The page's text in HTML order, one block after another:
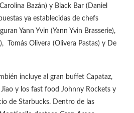
Bazán) y Black Bar (Daniel
ya establecidas de chefs
Yann Yvin (Yann Yvin Brasserie),
Tomás Olivera (Olivera Pastas) y De
incluye al gran buffet Capataz,
Jiao y los fast food Johnny Rockets y
de Starbucks. Dentro de las